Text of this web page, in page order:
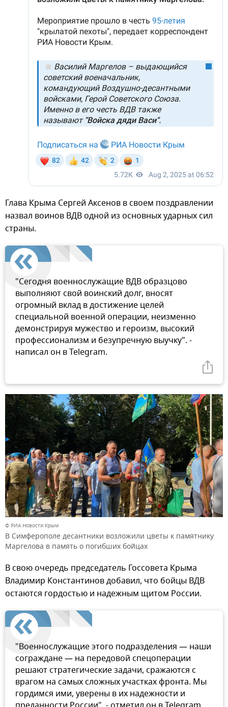
Глава Крыма Сергей Аксенов в своем поздравлении
назвал воинов ВДВ одной из основных ударных сил
страны.
"Сегодня военнослужащие ВДВ образцово
выполняют свой воинский долг, вносят
огромный вклад в достижение целей
специальной военной операции, неизменно
демонстрируя мужество и героизм, высокий
профессионализм и безупречную выучку". -
написал он в Telegram.
© РИА Новости Крым
В Симферополе десантники возложили цветы к памятнику
Маргелова в память о погибших бойцах
В свою очередь председатель Госсовета Крыма
Владимир Константинов добавил, что бойцы ВДВ
остаются гордостью и надежным щитом России.
"Военнослужащие этого подразделения — наши
сограждане — на передовой спецоперации
решают стратегические задачи, сражаются с
врагом на самых сложных участках фронта. Мы
гордимся ими, уверены в их надежности и